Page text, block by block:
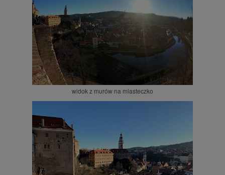
widok z murów na miasteczko